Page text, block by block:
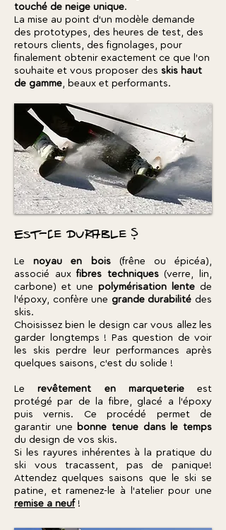
touché de neige unique.
La mise au point d'un modèle demande
des prototypes, des heures de test, des
retours clients, des fignolages, pour
finalement obtenir exactement ce que l'on
souhaite et vous proposer des skis haut
de gamme, beaux et performants.
Est-ce durable ?
Lenoyau en bois(frêne ou épicéa),
associé auxfibres techniques(verre, lin,
carbone) et une polymérisation lente de
l'époxy, confère une grande durabilité des
skis.
Choisissez bien le design car vous allez les
garder longtemps ! Pas question de voir
les skis perdre leur performances après
quelques saisons, c'est du solide !
Lerevêtement en marqueterieest
protégé par de la fibre, glacé a l’époxy
puis vernis. Ce procédé permet de
garantir une bonne tenue dans le temps
du design de vos skis.
Si les rayures inhérentes à la pratique du
ski vous tracassent, pas de panique!
Attendez quelques saisons que le ski se
patine, et ramenez-le à l'atelier pour une
remise a neuf!